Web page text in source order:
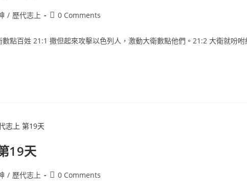
/ 歷代志上 0 Comments
點百姓 21:1 撒但起來攻擊以色列人，激動大衛數點他們。21:2 大衛就吩
19天
/ 歷代志上 0 Comments